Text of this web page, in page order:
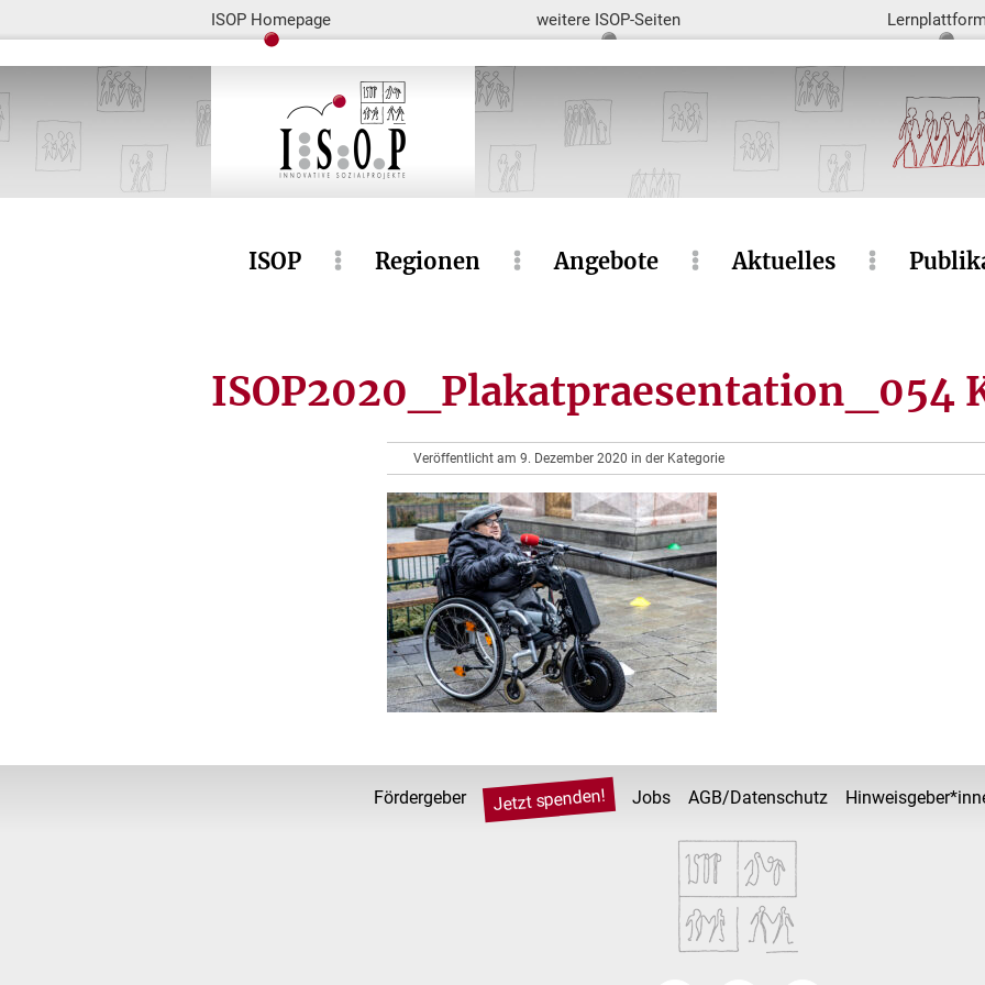
ISOP Homepage weitere ISOP-Seiten
ISOP Regionen Angebote Aktuelles
ISOP2020_Plakatpraesentation_054
Veröffentlicht am 9. Dezember 2020 in der Kategorie
Fördergeber Jetzt spenden! Jobs AGB/Datenschutz